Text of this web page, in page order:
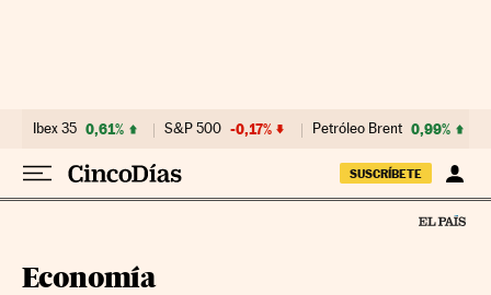
Ibex 35 0,61% S&P 500 -0,17% Petróleo Brent 0,99%
SUSCRÍBETE
Economía